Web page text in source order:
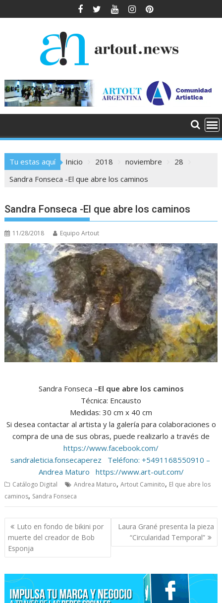
al
Tu estas aquí Inicio 2018 noviembre
28
Sandra Fonseca -El que abre los caminos
Sandra Fonseca -El que abre los caminos
11/28/2018 Equipo Artout
Sandra Fonseca –El que abre los caminos
Técnica: Encausto
Medidas: 30 cm x 40 cm
Si desea contactar al artista y la galería para colaboraciones o
compra de una de sus obras, puede realizarlo a través de
https://www.facebook.com/
sandraleticia.fonsecaperez Teléfono: +5491168550910 –
Andrea Maturo https://www.art-out.com/
Catálogo Digital Andrea Maturo,Artout Caminito, El que abre los
caminos, Sandra Fonseca
Navegación
de
entradas
Luto en fondo de bikini por
muerte del creador de Bob
Esponja
Laura Grané presenta la pieza
“Circularidad Temporal”